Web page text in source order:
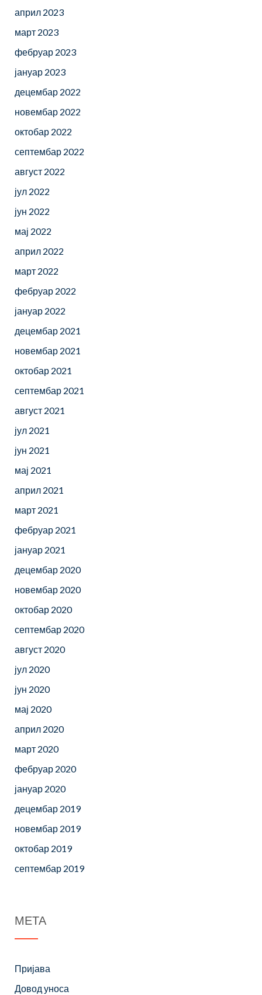
април 2023
март 2023
фебруар 2023
јануар 2023
децембар 2022
новембар 2022
октобар 2022
септембар 2022
август 2022
јул 2022
јун 2022
мај 2022
април 2022
март 2022
фебруар 2022
јануар 2022
децембар 2021
новембар 2021
октобар 2021
септембар 2021
август 2021
јул 2021
јун 2021
мај 2021
април 2021
март 2021
фебруар 2021
јануар 2021
децембар 2020
новембар 2020
октобар 2020
септембар 2020
август 2020
јул 2020
јун 2020
мај 2020
април 2020
март 2020
фебруар 2020
јануар 2020
децембар 2019
новембар 2019
октобар 2019
септембар 2019
МЕТА
Пријава
Довод уноса